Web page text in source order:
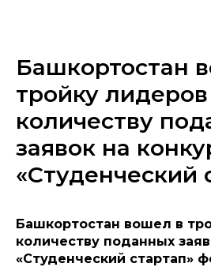
Башкортостан
тройку
количеству
заявок на
«Студенческий
Башкортостан вошел в
количеству поданных
«Студенческий стартап»